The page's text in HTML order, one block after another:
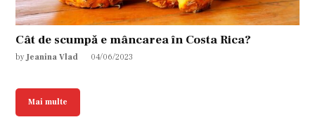
Cât de scumpă e mâncarea în Costa Rica?
by Jeanina Vlad 04/06/2023
Mai multe